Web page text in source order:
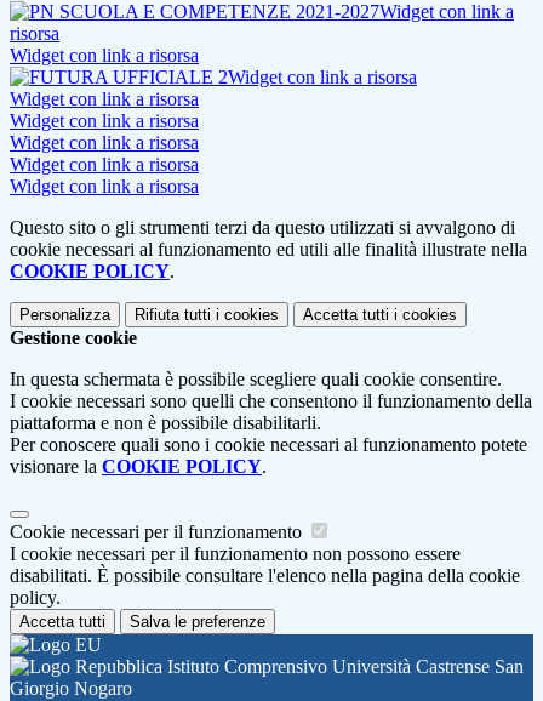
Widget con link a
risorsa
Widget con link a risorsa
Widget con link a risorsa
Widget con link a risorsa
Widget con link a risorsa
Widget con link a risorsa
Widget con link a risorsa
Widget con link a risorsa
Questo sito o gli strumenti terzi da questo utilizzati si avvalgono di
cookie necessari al funzionamento ed utili alle finalità illustrate nella
COOKIE POLICY.
Personalizza Rifiuta tutti i cookies Accetta tutti i cookies
Gestione cookie
In questa schermata è possibile scegliere quali cookie consentire.
I cookie necessari sono quelli che consentono il funzionamento della
piattaforma e non è possibile disabilitarli.
Per conoscere quali sono i cookie necessari al funzionamento potete
visionare la COOKIE POLICY.
Cookie necessari per il funzionamento
I cookie necessari per il funzionamento non possono essere
disabilitati. È possibile consultare l'elenco nella pagina della cookie
policy.
Accetta tutti Salva le preferenze
Istituto Comprensivo Università Castrense San
Giorgio Nogaro